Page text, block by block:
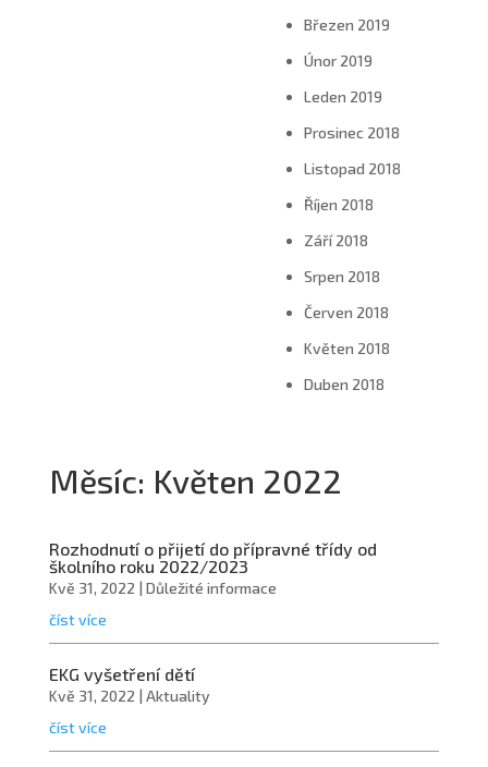
Březen 2019
Únor 2019
Leden 2019
Prosinec 2018
Listopad 2018
Říjen 2018
Září 2018
Srpen 2018
Červen 2018
Květen 2018
Duben 2018
Měsíc: Květen 2022
Rozhodnutí o přijetí do přípravné třídy od
školního roku 2022/2023
Kvě 31, 2022 | Důležité informace
číst více
EKG vyšetření dětí
Kvě 31, 2022 | Aktuality
číst více